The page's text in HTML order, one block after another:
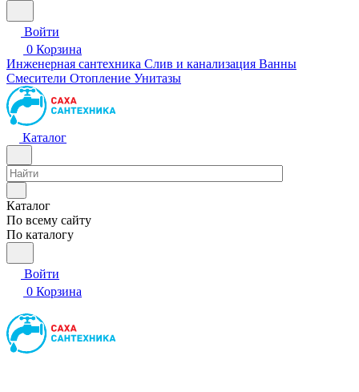
Войти
0 Корзина
Инженерная сантехника Слив и канализация Ванны
Смесители Отопление Унитазы
Каталог
Каталог
По всему сайту
По каталогу
Войти
0 Корзина